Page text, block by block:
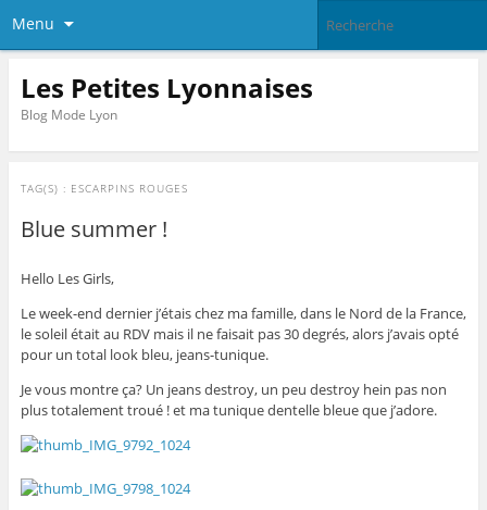
Menu
Les Petites Lyonnaises
Blog Mode Lyon
TAG(S) : ESCARPINS ROUGES
Blue summer !
Hello Les Girls,
Le week-end dernier j’étais chez ma famille, dans le Nord de la France,
le soleil était au RDV mais il ne faisait pas 30 degrés, alors j’avais opté
pour un total look bleu, jeans-tunique.
Je vous montre ça? Un jeans destroy, un peu destroy hein pas non
plus totalement troué ! et ma tunique dentelle bleue que j’adore.